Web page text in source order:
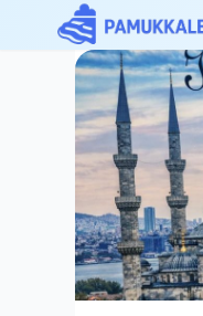
Skip to content